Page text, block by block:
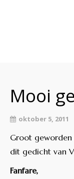
Mooi
oktober 5, 2011
Groot
dit gedicht van
Fanfare,